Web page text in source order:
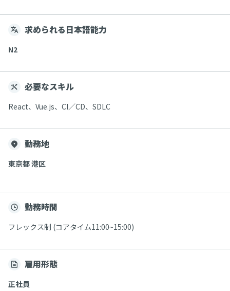
求められる日本語能力
N2
必要なスキル
React、Vue.js、CI／CD、SDLC
勤務地
東京都 港区
勤務時間
フレックス制 (コアタイム11:00~15:00)
雇用形態
正社員